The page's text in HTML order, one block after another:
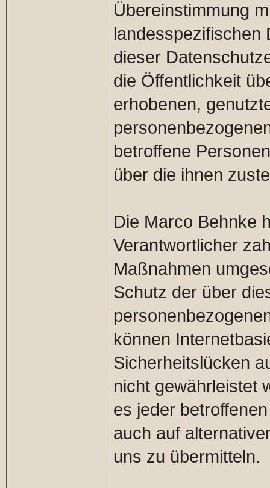
Übereinstimmung
landesspezifischen
dieser
die Öffentlichkeit
erhobenen,
betroffene
über die ihnen
Die Marco Behnke
Verantwortlicher
Maßnahmen
Schutz der über
können
Sicherheitslücken
nicht gewährleistet
es jeder
auch auf
uns zu übermitteln.